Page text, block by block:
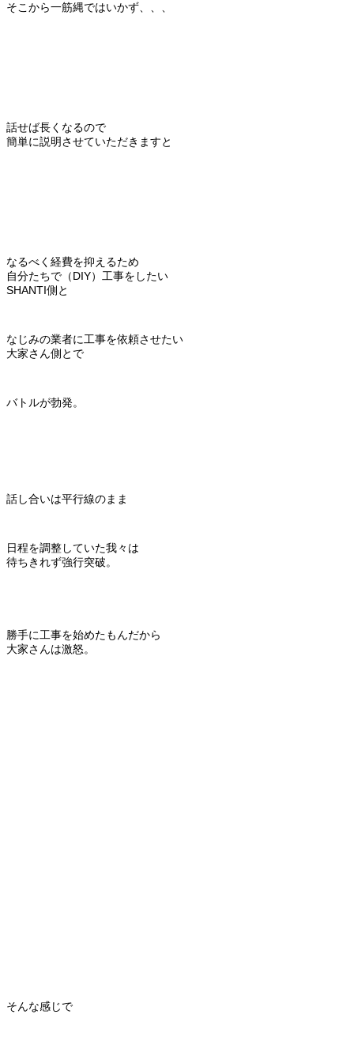
そこから一筋縄ではいかず、、、
話せば長くなるので
簡単に説明させていただきますと
なるべく経費を抑えるため
自分たちで（DIY）工事をしたい
SHANTI側と
なじみの業者に工事を依頼させたい
大家さん側とで
バトルが勃発。
話し合いは平行線のまま
日程を調整していた我々は
待ちきれず強行突破。
勝手に工事を始めたもんだから
大家さんは激怒。
そんな感じで